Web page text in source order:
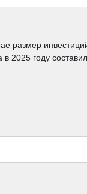
размер
в 2025 году